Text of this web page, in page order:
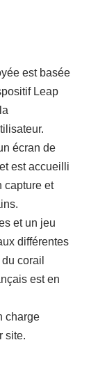
est basée
Leap
écran de
est accueilli
capture et
et un jeu
différentes
corail
est en
charge
site.